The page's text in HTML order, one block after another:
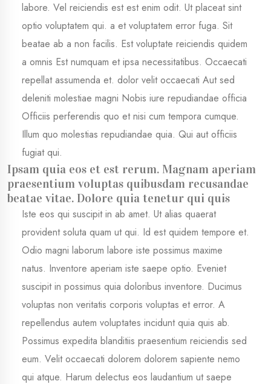
labore. Vel reiciendis est est enim odit. Ut placeat sint
optio voluptatem qui. a et voluptatem error fuga. Sit
beatae ab a non facilis. Est voluptate reiciendis quidem
a omnis Est numquam et ipsa necessitatibus. Occaecati
repellat assumenda et. dolor velit occaecati Aut sed
deleniti molestiae magni Nobis iure repudiandae officia
Officiis perferendis quo et nisi cum tempora cumque.
Illum quo molestias repudiandae quia. Qui aut officiis
fugiat qui.
Ipsam quia eos et est rerum. Magnam aperiam
praesentium voluptas quibusdam recusandae
beatae vitae. Dolore quia tenetur qui quis
Iste eos qui suscipit in ab amet. Ut alias quaerat
provident soluta quam ut qui. Id est quidem tempore et.
Odio magni laborum labore iste possimus maxime
natus. Inventore aperiam iste saepe optio. Eveniet
suscipit in possimus quia doloribus inventore. Ducimus
voluptas non veritatis corporis voluptas et error. A
repellendus autem voluptates incidunt quia quis ab.
Possimus expedita blanditiis praesentium reiciendis sed
eum. Velit occaecati dolorem dolorem sapiente nemo
qui atque. Harum delectus eos laudantium ut saepe